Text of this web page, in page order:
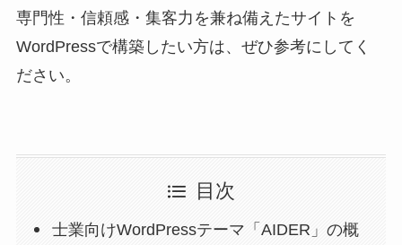
専門性・信頼感・集客力を兼ね備えたサイトを
WordPressで構築したい方は、ぜひ参考にしてく
ださい。
目次
士業向けWordPressテーマ「AIDER」の概